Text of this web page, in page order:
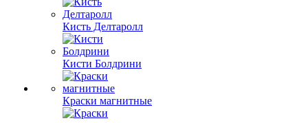
Кисть Делтаролл
Кисти Болдрини
Краски магнитные